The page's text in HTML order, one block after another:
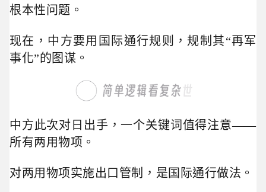
根本性问题。
现在，中方要用国际通行规则，规制其“再军
事化”的图谋。
中方此次对日出手，一个关键词值得注意——
所有两用物项。
对两用物项实施出口管制，是国际通行做法。